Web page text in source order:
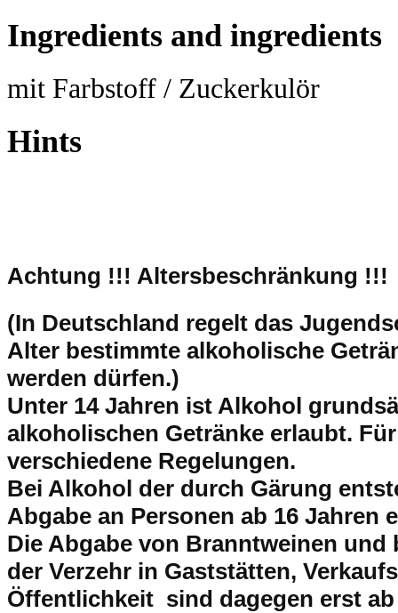
Ingredients and ingredients
mit Farbstoff / Zuckerkulör
Hints
Achtung !!! Altersbeschränkung !!!
(In Deutschland regelt das
Alter bestimmte alkoholische
werden dürfen.)
Unter 14 Jahren ist Alkohol
alkoholischen Getränke erlaubt.
verschiedene Regelungen.
Bei Alkohol der durch Gärung
Abgabe an Personen ab 16 Jahren
Die Abgabe von Branntweinen
der Verzehr in Gaststätten,
Öffentlichkeit sind dagegen erst